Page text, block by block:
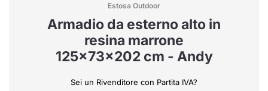
Estosa Outdoor
Armadio da esterno alto in
resina marrone
125x73x202 cm - Andy
Sei un Rivenditore con Partita IVA?